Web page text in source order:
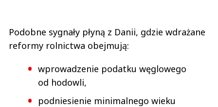
Podobne sygnały płyną z Danii, gdzie wdrażane
reformy rolnictwa obejmują:
wprowadzenie podatku węglowego
od hodowli,
podniesienie minimalnego wieku